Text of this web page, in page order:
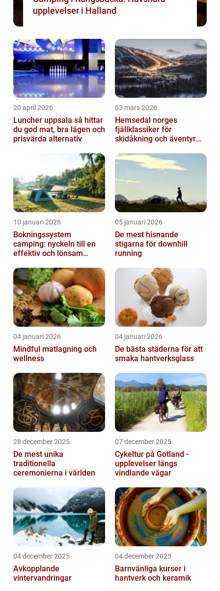
upplevelser i Halland
20 april 2026
Luncher uppsala så hittar
du god mat, bra lägen och
prisvärda alternativ
03 mars 2026
Hemsedal norges
fjällklassiker för
skidåkning och äventyr
10 januari 2026
Bokningssystem
camping: nyckeln till en
effektiv och lönsam
05 januari 2026
De mest hisnande
stigarna för downhill
running
04 januari 2026
Mindful matlagning och
wellness
04 januari 2026
De bästa städerna för att
smaka hantverksglass
28 december 2025
De mest unika
traditionella
ceremonierna i världen
07 december 2025
Cykeltur på Gotland -
upplevelser längs
vindlande vägar
04 december 2025
Avkopplande
vintervandringar
04 december 2025
Barnvänliga kurser i
hantverk och keramik